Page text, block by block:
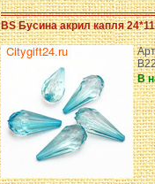
BS Бусина акрил капля
В